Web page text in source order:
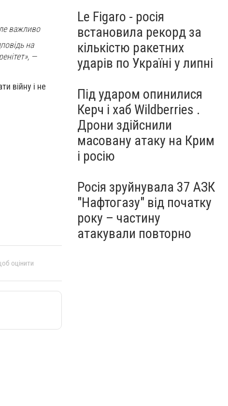
важливо
на
—
війну і не
оцінити
Le Figaro - росія
встановила рекорд за
кількістю ракетних
ударів по Україні у липні
Під ударом опинилися
Керч і хаб Wildberries .
Дрони здійснили
масовану атаку на Крим
і росію
Росія зруйнувала 37 АЗК
"Нафтогазу" від початку
року – частину
атакували повторно